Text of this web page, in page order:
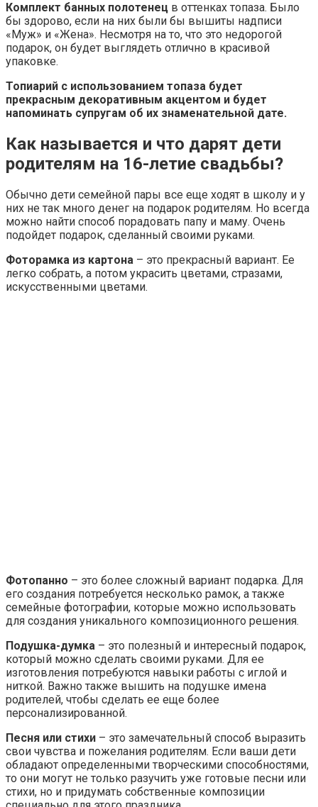
Комплект банных полотенец в оттенках топаза. Было
бы здорово, если на них были бы вышиты надписи
«Муж» и «Жена». Несмотря на то, что это недорогой
подарок, он будет выглядеть отлично в красивой
упаковке.
Топиарий с использованием топаза будет
прекрасным декоративным акцентом и будет
напоминать супругам об их знаменательной дате.
Как называется и что дарят дети
родителям на 16-летие свадьбы?
Обычно дети семейной пары все еще ходят в школу и у
них не так много денег на подарок родителям. Но всегда
можно найти способ порадовать папу и маму. Очень
подойдет подарок, сделанный своими руками.
Фоторамка из картона – это прекрасный вариант. Ее
легко собрать, а потом украсить цветами, стразами,
искусственными цветами.
Фотопанно – это более сложный вариант подарка. Для
его создания потребуется несколько рамок, а также
семейные фотографии, которые можно использовать
для создания уникального композиционного решения.
Подушка-думка – это полезный и интересный подарок,
который можно сделать своими руками. Для ее
изготовления потребуются навыки работы с иглой и
ниткой. Важно также вышить на подушке имена
родителей, чтобы сделать ее еще более
персонализированной.
Песня или стихи – это замечательный способ выразить
свои чувства и пожелания родителям. Если ваши дети
обладают определенными творческими способностями,
то они могут не только разучить уже готовые песни или
стихи, но и придумать собственные композиции